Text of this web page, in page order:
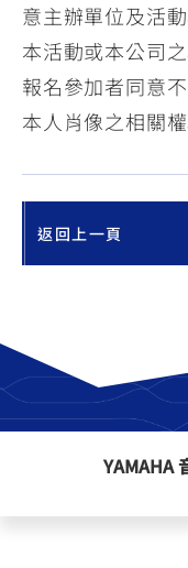
意主辦單位及活
本活動或本公司
報名參加者同意
本人肖像之相關權
返回上一頁
YAMAHA